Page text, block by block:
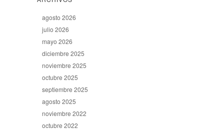
agosto 2026
julio 2026
mayo 2026
diciembre 2025
noviembre 2025
octubre 2025
septiembre 2025
agosto 2025
noviembre 2022
octubre 2022